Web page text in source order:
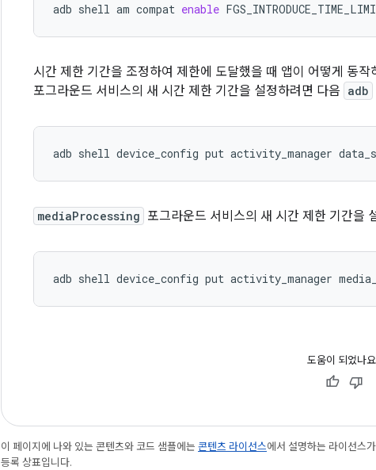
adb shell am compat enable
시간 제한 기간을 조정하여 제한에 도달했을 때 앱이 어떻게 동
포그라운드 서비스의 새 시간 제한 기간을 설정하려면 다음 adb
adb shell device_config put activity_manager
mediaProcessing 포그라운드 서비스의 새 시간 제한 기간을
adb shell device_config put activity_manager
도움이 되었나
이 페이지에 나와 있는 콘텐츠와 코드 샘플에는 콘텐츠 라이선스에서 설명하는 라이선스
등록 상표입니다.